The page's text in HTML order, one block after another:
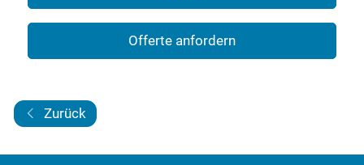
Offerte anfordern
Zurück